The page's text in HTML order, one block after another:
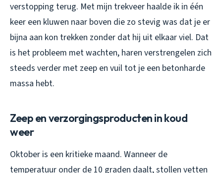
verstopping terug. Met mijn trekveer haalde ik in één
keer een kluwen naar boven die zo stevig was dat je er
bijna aan kon trekken zonder dat hij uit elkaar viel. Dat
is het probleem met wachten, haren verstrengelen zich
steeds verder met zeep en vuil tot je een betonharde
massa hebt.
Zeep en verzorgingsproducten in koud
weer
Oktober is een kritieke maand. Wanneer de
temperatuur onder de 10 graden daalt, stollen vetten